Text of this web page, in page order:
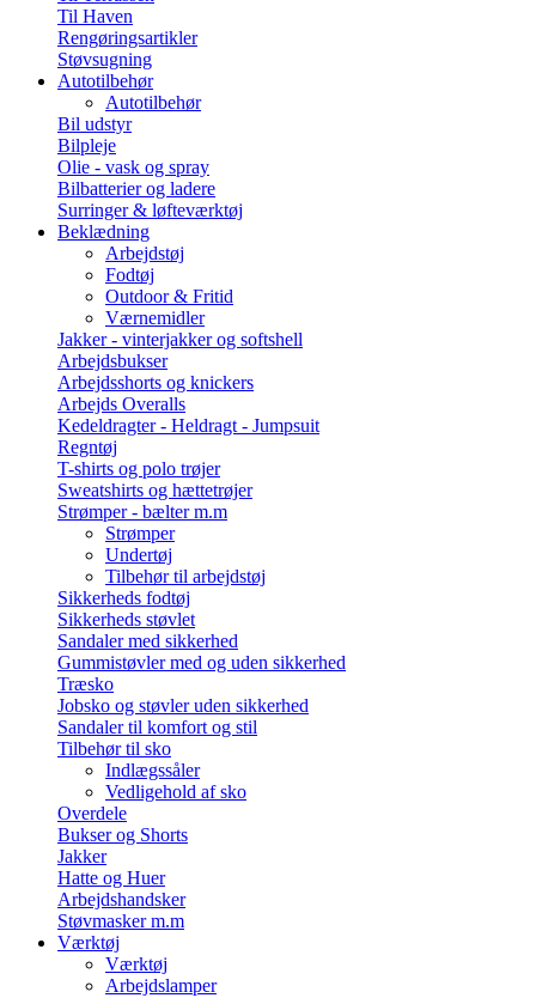
Til Haven
Rengøringsartikler
Støvsugning
Autotilbehør
Autotilbehør
Bil udstyr
Bilpleje
Olie - vask og spray
Bilbatterier og ladere
Surringer & løfteværktøj
Beklædning
Arbejdstøj
Fodtøj
Outdoor & Fritid
Værnemidler
Jakker - vinterjakker og softshell
Arbejdsbukser
Arbejdsshorts og knickers
Arbejds Overalls
Kedeldragter - Heldragt - Jumpsuit
Regntøj
T-shirts og polo trøjer
Sweatshirts og hættetrøjer
Strømper - bælter m.m
Strømper
Undertøj
Tilbehør til arbejdstøj
Sikkerheds fodtøj
Sikkerheds støvlet
Sandaler med sikkerhed
Gummistøvler med og uden sikkerhed
Træsko
Jobsko og støvler uden sikkerhed
Sandaler til komfort og stil
Tilbehør til sko
Indlægssåler
Vedligehold af sko
Overdele
Bukser og Shorts
Jakker
Hatte og Huer
Arbejdshandsker
Støvmasker m.m
Værktøj
Værktøj
Arbejdslamper